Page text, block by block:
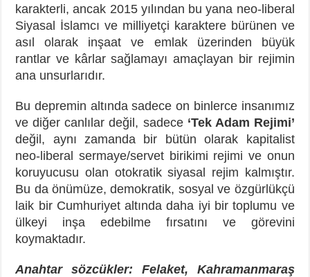
karakterli, ancak 2015 yılından bu yana neo-liberal
Siyasal İslamcı ve milliyetçi karaktere bürünen ve
asıl olarak inşaat ve emlak üzerinden büyük
rantlar ve kârlar sağlamayı amaçlayan bir rejimin
ana unsurlarıdır.
Bu depremin altında sadece on binlerce insanımız
ve diğer canlılar değil, sadece‘Tek Adam Rejimi’
değil, aynı zamanda bir bütün olarak kapitalist
neo-liberal sermaye/servet birikimi rejimi ve onun
koruyucusu olan otokratik siyasal rejim kalmıştır.
Bu da önümüze, demokratik, sosyal ve özgürlükçü
laik bir Cumhuriyet altında daha iyi bir toplumu ve
ülkeyi inşa edebilme fırsatını ve görevini
koymaktadır.
Anahtar sözcükler: Felaket, Kahramanmaraş